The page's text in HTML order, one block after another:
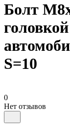
Болт
S=10
0
Нет отзывов